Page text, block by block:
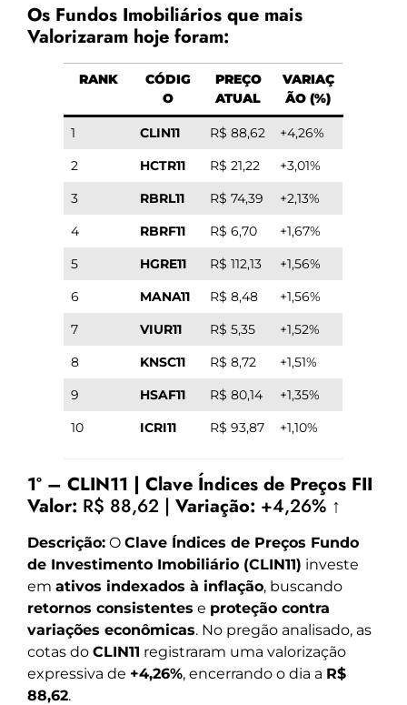
Os Fundos Imobiliários que mais
Valorizaram hoje foram:
RANK
CÓDIG
O
PREÇO
ATUAL
VARIAÇ
ÃO (%)
1 CLIN11 R$ 88,62
+4,26%
2
HCTR11 R$ 21,22
+3,01%
3
RBRL11 R$ 74,39
+2,13%
4
RBRF11 R$ 6,70
+1,67%
5
HGRE11 R$ 112,13
+1,56%
6
MANA11 R$ 8,48
+1,56%
7
VIUR11 R$ 5,35
+1,52%
8
KNSC11 R$ 8,72
+1,51%
9
HSAF11 R$ 80,14
+1,35%
10
ICRI11 R$ 93,87 +1,10%
1º – CLIN11 | Clave Índices de Preços FII
Valor: R$ 88,62 | Variação: +4,26% ↑
Descrição: O Clave Índices de Preços Fundo
de Investimento Imobiliário (CLIN11) investe
em ativos indexados à inflação, buscando
retornos consistentes e proteção contra
variações econômicas. No pregão analisado, as
cotas do CLIN11 registraram uma valorização
expressiva de +4,26%, encerrando o dia a R$
88,62.